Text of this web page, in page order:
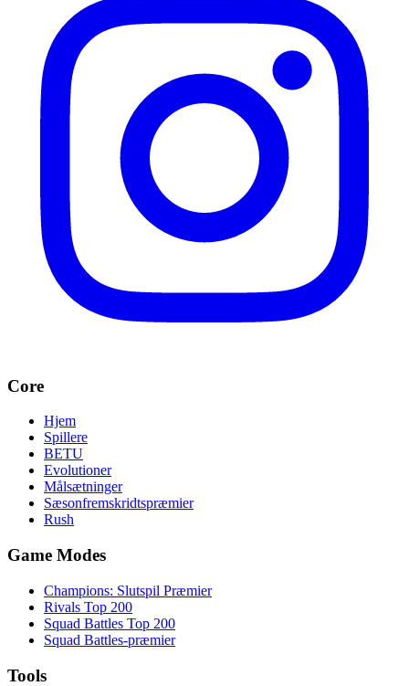
Core
Hjem
Spillere
BETU
Evolutioner
Målsætninger
Sæsonfremskridtspræmier
Rush
Game Modes
Champions: Slutspil Præmier
Rivals Top 200
Squad Battles Top 200
Squad Battles-præmier
Tools